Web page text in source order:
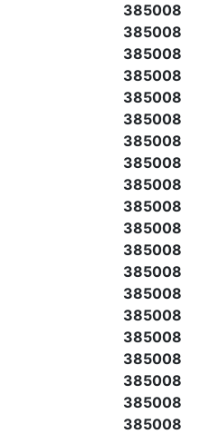
385008
385008
385008
385008
385008
385008
385008
385008
385008
385008
385008
385008
385008
385008
385008
385008
385008
385008
385008
385008